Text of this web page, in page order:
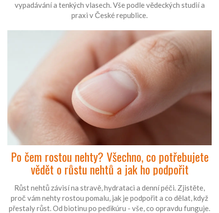
vypadávání a tenkých vlasech. Vše podle vědeckých studií a
praxi v České republice.
Po čem rostou nehty? Všechno, co potřebujete
vědět o růstu nehtů a jak ho podpořit
Růst nehtů závisí na stravě, hydrataci a denní péči. Zjistěte,
proč vám nehty rostou pomalu, jak je podpořit a co dělat, když
přestaly růst. Od biotinu po pedikúru - vše, co opravdu funguje.